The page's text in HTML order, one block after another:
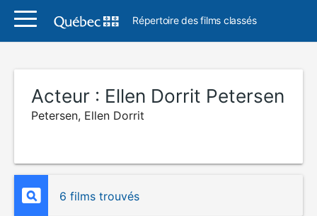
Répertoire des films classés
Acteur : Ellen Dorrit Petersen
Petersen, Ellen Dorrit
6 films trouvés